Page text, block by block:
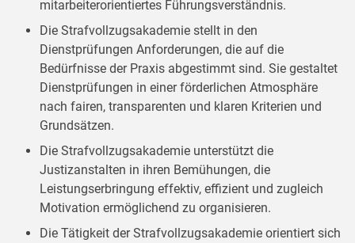
mitarbeiterorientiertes Führungsverständnis.
Die Strafvollzugsakademie stellt in den
Dienstprüfungen Anforderungen, die auf die
Bedürfnisse der Praxis abgestimmt sind. Sie gestaltet
Dienstprüfungen in einer förderlichen Atmosphäre
nach fairen, transparenten und klaren Kriterien und
Grundsätzen.
Die Strafvollzugsakademie unterstützt die
Justizanstalten in ihren Bemühungen, die
Leistungserbringung effektiv, effizient und zugleich
Motivation ermöglichend zu organisieren.
Die Tätigkeit der Strafvollzugsakademie orientiert sich